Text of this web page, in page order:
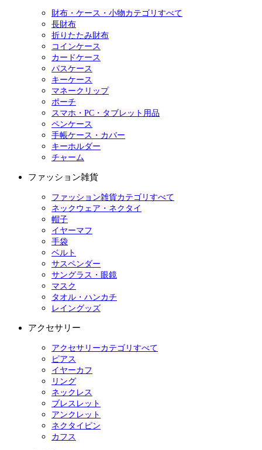
財布・ケース・小物カテゴリすべて
長財布
折りたたみ財布
コインケース
カードケース
パスケース
キーケース
マネークリップ
ポーチ
スマホ・PC・タブレット用品
ペンケース
手帳ケース・カバー
キーホルダー
チャーム
ファッション雑貨
ファッション雑貨カテゴリすべて
ネックウェア・ネクタイ
帽子
イヤーマフ
手袋
ベルト
サスペンダー
サングラス・眼鏡
マスク
タオル・ハンカチ
レイングッズ
アクセサリー
アクセサリーカテゴリすべて
ピアス
イヤーカフ
リング
ネックレス
ブレスレット
アンクレット
ネクタイピン
カフス